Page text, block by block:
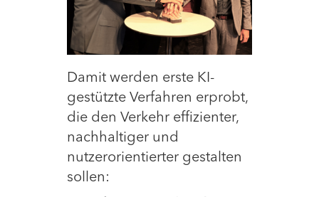
Damit werden erste KI-
gestützte Verfahren erprobt,
die den Verkehr effizienter,
nachhaltiger und
nutzerorientierter gestalten
sollen: